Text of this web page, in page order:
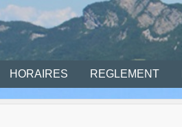
HORAIRES REGLEMENT